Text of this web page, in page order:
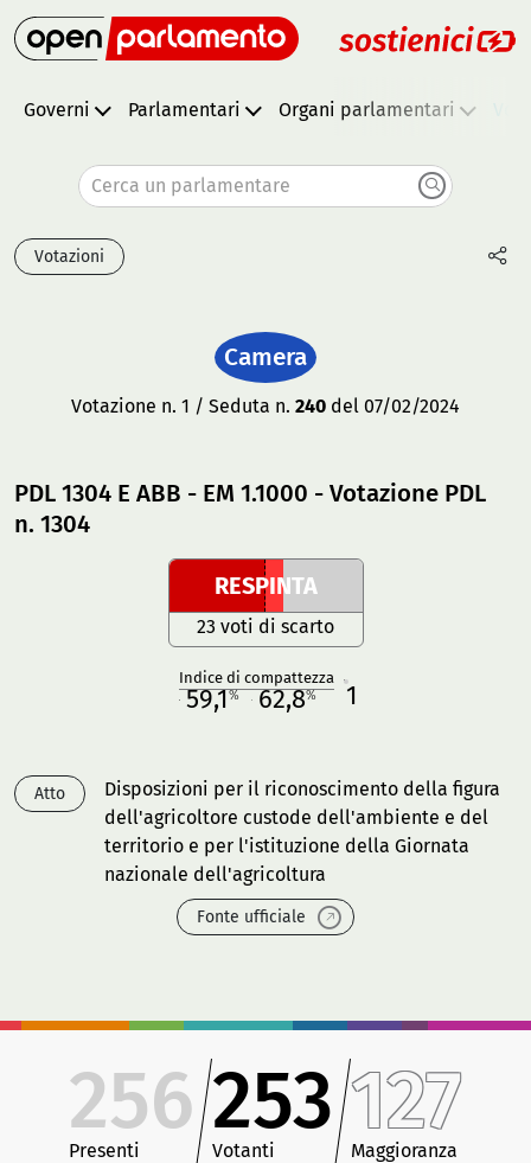
Governi Parlamentari Organi parlamentari
Cerca un parlamentare
Votazioni
Camera
Votazione n. 1 / Seduta n. 240 del 07/02/2024
PDL 1304 E ABB - EM 1.1000 - Votazione PDL
n. 1304
RESPINTA
23 voti di scarto
Indice di compattezza
59,1% 62,8% 1
Atto
Disposizioni per il riconoscimento della figura
dell'agricoltore custode dell'ambiente e del
territorio e per l'istituzione della Giornata
nazionale dell'agricoltura
Fonte ufficiale
256
Presenti
253
Votanti
127
Maggioranza